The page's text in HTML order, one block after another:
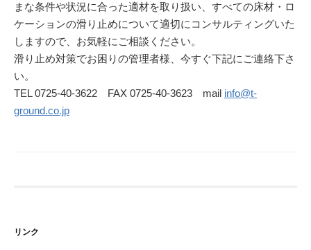
まな条件や状況に合った適材を取り扱い、すべての床材・ロ
ケーションの滑り止めについて適切にコンサルティングいた
しますので、お気軽にご相談ください。
滑り止め対策でお困りの管理者様、今すぐ下記にご連絡下さ
い。
TEL 0725-40-3622 FAX 0725-40-3623 mail info@t-
ground.co.jp
リンク